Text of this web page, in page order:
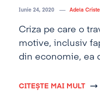
Iunie 24, 2020 Adela
Criza pe care o
motive, inclusiv
din economie, ea
majoritatea
CITEȘTE MAI MULT